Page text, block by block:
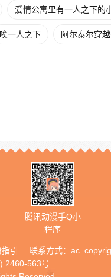
爱情公寓里有一人之下的
唉一人之下 阿尔泰尔穿
腾讯动漫手Q小
程序
引 联系方式：
2460-563号